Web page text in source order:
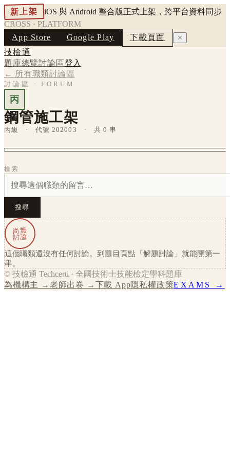
新上架
iOS 與 Android 整合版正式上架，跨平台資料同步
CROSS · PLATFORM
App Store
Google Play 下載頁面 ✕
技檢通
題庫總覽討論區登入
← 所有職類討論區
討論區 · FORUM
丙
鋼管施工架
丙級 · 代號 202003 · 共 0 串
檢索
搜尋
尚無
討論
這個職類還沒有任何討論。到題目頁點「解題討論」就能開第一
串。
© 技檢通 Techcerti · 全國技術士技能檢定學科題庫
為機構主 → 老師出卷 → 下載 App隱私權政策EXAMS →